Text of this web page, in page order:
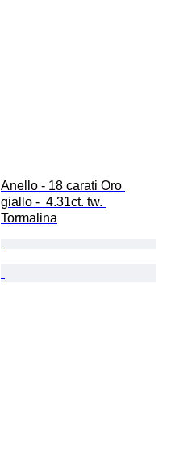
Anello - 18 carati Oro
giallo -  4.31ct. tw.
Tormalina